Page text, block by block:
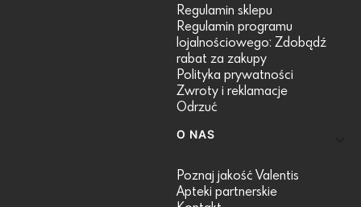
Regulamin sklepu
Regulamin programu
lojalnościowego: Zdobądź
rabat za zakupy
Polityka prywatności
Zwroty i reklamacje
Odrzuć
O NAS
Poznaj jakość Valentis
Apteki partnerskie